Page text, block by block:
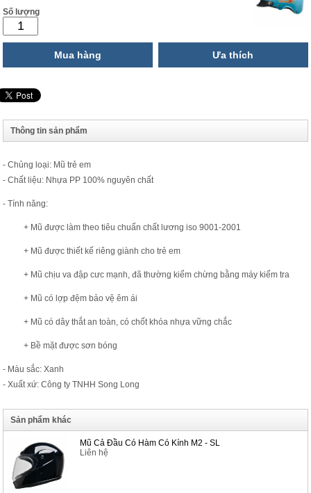
Số lượng
Mua hàng Ưa thích
Thông tin sản phẩm
- Chủng loại: Mũ trẻ em
- Chất liệu: Nhựa PP 100% nguyên chất
- Tính năng:
+ Mũ được làm theo tiêu chuẩn chất lương iso 9001-2001
+ Mũ được thiết kế riêng giành cho trẻ em
+ Mũ chịu va đập cưc mạnh, đã thường kiểm chừng bằng máy kiểm tra
+ Mũ có lợp đệm bảo vệ êm ái
+ Mũ có dây thắt an toàn, có chốt khóa nhựa vững chắc
+ Bề mặt được sơn bóng
- Màu sắc: Xanh
- Xuất xứ: Công ty TNHH Song Long
Sản phẩm khác
Mũ Cả Đầu Có Hàm Có Kính M2 - SL
Liên hệ